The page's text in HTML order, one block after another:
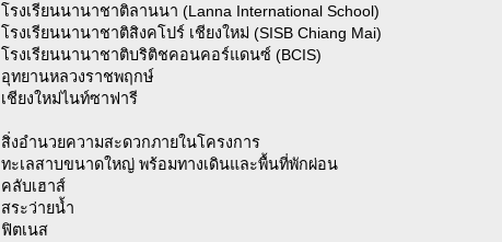
โรงเรียนนานาชาติลานนา (Lanna International School)
โรงเรียนนานาชาติสิงคโปร์ เชียงใหม่ (SISB Chiang Mai)
โรงเรียนนานาชาติบริติชคอนคอร์แดนซ์ (BCIS)
อุทยานหลวงราชพฤกษ์
เชียงใหม่ไนท์ซาฟารี
สิ่งอำนวยความสะดวกภายในโครงการ
ทะเลสาบขนาดใหญ่ พร้อมทางเดินและพื้นที่พักผ่อน
คลับเฮาส์
สระว่ายน้ำ
ฟิตเนส